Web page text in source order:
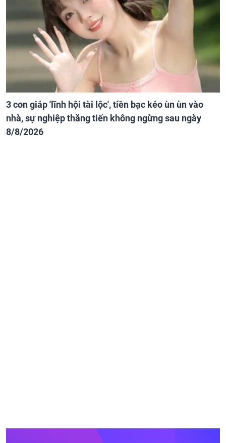
3 con giáp 'lĩnh hội tài lộc', tiền bạc kéo ùn ùn vào
nhà, sự nghiệp thăng tiến không ngừng sau ngày
8/8/2026